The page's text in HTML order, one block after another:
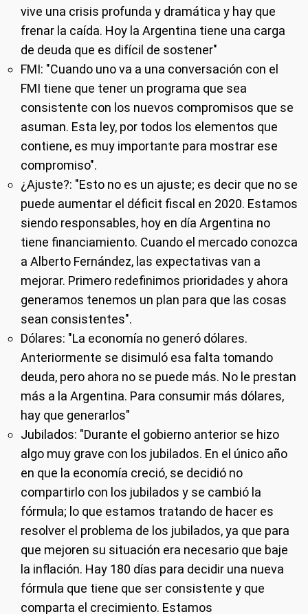
vive una crisis profunda y dramática y hay que
frenar la caída. Hoy la Argentina tiene una carga
de deuda que es difícil de sostener"
FMI: "Cuando uno va a una conversación con el
FMI tiene que tener un programa que sea
consistente con los nuevos compromisos que se
asuman. Esta ley, por todos los elementos que
contiene, es muy importante para mostrar ese
compromiso".
¿Ajuste?: "Esto no es un ajuste; es decir que no se
puede aumentar el déficit fiscal en 2020. Estamos
siendo responsables, hoy en día Argentina no
tiene financiamiento. Cuando el mercado conozca
a Alberto Fernández, las expectativas van a
mejorar. Primero redefinimos prioridades y ahora
generamos tenemos un plan para que las cosas
sean consistentes".
Dólares: "La economía no generó dólares.
Anteriormente se disimuló esa falta tomando
deuda, pero ahora no se puede más. No le prestan
más a la Argentina. Para consumir más dólares,
hay que generarlos"
Jubilados: "Durante el gobierno anterior se hizo
algo muy grave con los jubilados. En el único año
en que la economía creció, se decidió no
compartirlo con los jubilados y se cambió la
fórmula; lo que estamos tratando de hacer es
resolver el problema de los jubilados, ya que para
que mejoren su situación era necesario que baje
la inflación. Hay 180 días para decidir una nueva
fórmula que tiene que ser consistente y que
comparta el crecimiento. Estamos